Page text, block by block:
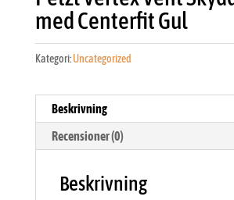
med Centerfit Gul
Kategori:Uncategorized
Beskrivning
Recensioner (0)
Beskrivning